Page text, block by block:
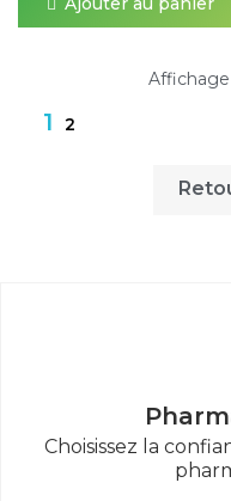
Affichage
1 2
Choisissez la